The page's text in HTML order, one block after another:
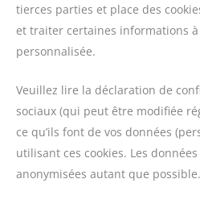
tierces parties et place des
et traiter certaines informations
personnalisée.
Veuillez lire la déclaration de
sociaux (qui peut être modifiée
ce qu’ils font de vos données
utilisant ces cookies. Les
anonymisées autant que possible.